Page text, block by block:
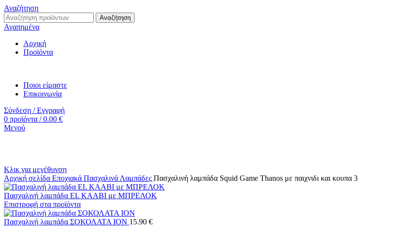
Αναζήτηση
Αναζήτηση
Αγαπημένα
Αρχική
Προϊόντα
Ποιοι είμαστε
Επικοινωνία
Σύνδεση / Εγγραφή
0 προϊόντα / 0.00 €
Μενού
Κλικ για μεγέθυνση
Αρχική σελίδα Εποχιακά Πασχαλινά Λαμπάδες Πασχαλινή λαμπάδα Squid Game Thanos με παιχνιδι και κουπα 3
Πασχαλινή λαμπάδα EL KAABI με ΜΠΡΕΛΟΚ
Επιστροφή στα προϊόντα
Πασχαλινή λαμπάδα ΣΟΚΟΛΑΤΑ ΙΟΝ 15.90 €